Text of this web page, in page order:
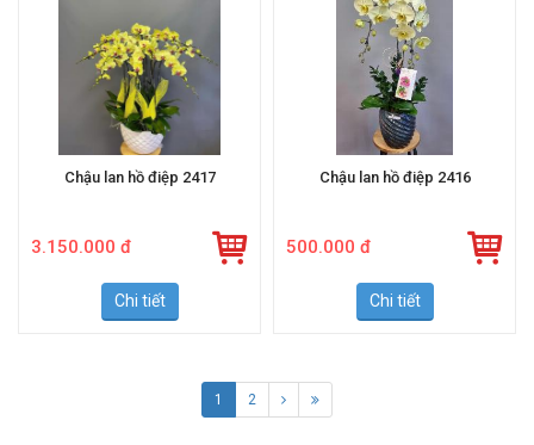
Chậu lan hồ điệp 2417
Chi tiết
Chậu lan hồ điệp 2416
Chi tiết
2